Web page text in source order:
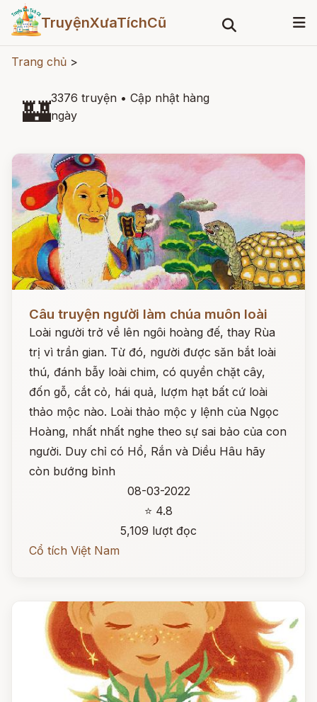
TruyệnXưaTíchCũ
Trang chủ >
🏰3376 truyện • Cập nhật hàng
ngày
Câu truyện người làm chúa muôn loài
Loài người trở về lên ngôi hoàng đế, thay Rùa
trị vì trần gian. Từ đó, người được săn bắt loài
thú, đánh bẫy loài chim, có quyền chặt cây,
đốn gỗ, cắt cỏ, hái quả, lượm hạt bất cứ loài
thảo mộc nào. Loài thảo mộc y lệnh của Ngọc
Hoàng, nhất nhất nghe theo sự sai bảo của con
người. Duy chỉ có Hổ, Rắn và Diều Hâu hãy
còn bướng bỉnh
08-03-2022
⭐ 4.8
5,109 lượt đọc
Cổ tích Việt Nam